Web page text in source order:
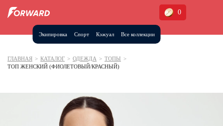
Экипировка Спорт Кэжуал Все коллекции
0
Москва и МО
Иркутская область (2)
ГЛАВНАЯ > КАТАЛОГ > ОДЕЖДА > ТОПЫ >
ТОП ЖЕНСКИЙ (ФИОЛЕТОВЫЙ/КРАСНЫЙ)